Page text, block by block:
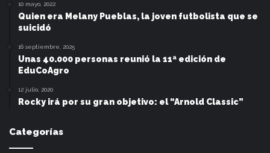
10 mayo, 2022
Quien era Melany Pueblas, la joven futbolista que se
suicidó
16 septiembre, 2025
Unas 40.000 personas reunió la 11ª edición de
EduCoAgro
12 julio, 2020
Rocky irá por su gran objetivo: el “Arnold Classic”
Categorías